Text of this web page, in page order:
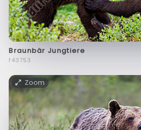
Braunbär Jungtiere
f43753
Zoom